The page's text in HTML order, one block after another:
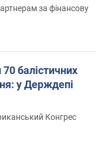
за фінансову
балістичних
у Держдепі
Конгрес